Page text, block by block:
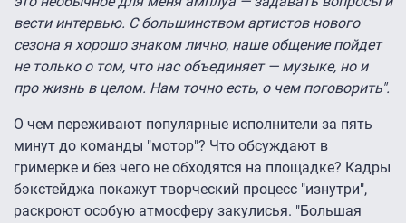
вести интервью. C большинством артистов нового
сезона я хорошо знаком лично, наше общение пойдет
не только о том, что нас объединяет — музыке, но и
про жизнь в целом. Нам точно есть, о чем поговорить".
О чем переживают популярные исполнители за пять
минут до команды "мотор"? Что обсуждают в
гримерке и без чего не обходятся на площадке? Кадры
бэкстейджа покажут творческий процесс "изнутри",
раскроют особую атмосферу закулисья. "Большая